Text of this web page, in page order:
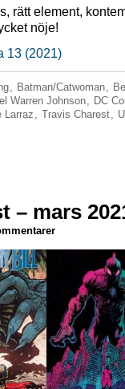
rätt element,
nöje!
13 (2021)
, Batman/Catwoman,
Warren Johnson, DC
Larraz , Travis Charest,
– mars